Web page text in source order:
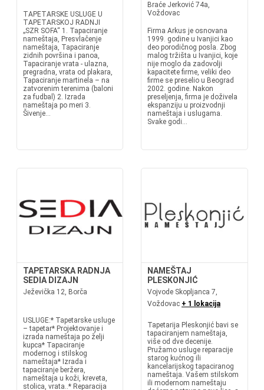
TAPETARSKE USLUGE U
TAPETARSKOJ RADNJI
„SZR SOFA“ 1. Tapaciranje
nameštaja, Presvlačenje
nameštaja, Tapaciranje
zidnih površina i panoa,
Tapaciranje vrata - ulazna,
pregradna, vrata od plakara,
Tapaciranje martinela – na
zatvorenim terenima (baloni
za fudbal) 2. Izrada
nameštaja po meri 3.
Šivenje...
Braće Jerković 74a,
Voždovac
Firma Arkus je osnovana
1999. godine u Ivanjici kao
deo porodičnog posla. Zbog
malog tržišta u Ivanjici, koje
nije moglo da zadovolji
kapacitete firme, veliki deo
firme se preselio u Beograd
2002. godine. Nakon
preseljenja, firma je doživela
ekspanziju u proizvodnji
nameštaja i uslugama.
Svake godi...
TAPETARSKA RADNJA
SEDIA DIZAJN
Ježevička 12, Borča
USLUGE:* Tapetarske usluge
– tapetar* Projektovanje i
izrada nameštaja po želji
kupca* Tapaciranje
modernog i stilskog
nameštaja* Izrada i
tapaciranje beržera,
nameštaja u koži, kreveta,
stolica, vrata..* Reparacija
NAMEŠTAJ
PLESKONJIĆ
Vojvode Skopljanca 7,
Voždovac + 1 lokacija
Tapetarija Pleskonjić bavi se
tapaciranjem nameštaja,
više od dve decenije.
Pružamo usluge reparacije
starog kućnog ili
kancelarijskog tapaciranog
nameštaja. Vašem stilskom
ili modernom nameštaju